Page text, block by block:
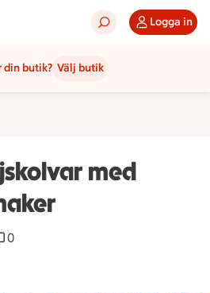
Logga in
din butik? Välj butik
med
har 0 kommentarer
0